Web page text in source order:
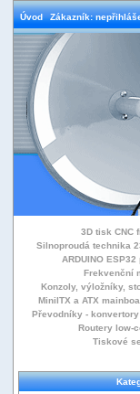
Úvod Zákazník:
3D tisk CNC
Silnoproudá technika
ARDUINO
Frekvenční
Konzoly, výložníky,
MiniITX a ATX
Převodníky - konvertory
Routery low-
Tiskové